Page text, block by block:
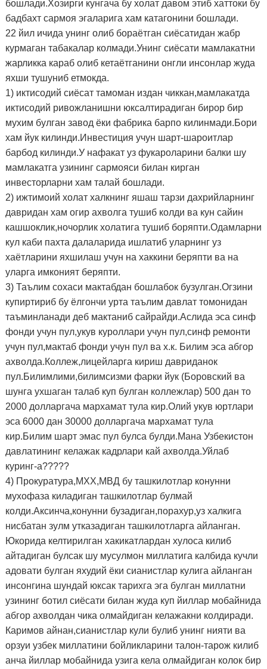
бошлади.Хозирги кунгача бу холат давом этиб хаттоки бу
бадбахт сармоя эгаларига хам катагонини бошлади.
22 йил ичида унинг олиб бораётган сиёсатидан жабр
курмаган табакалар колмади.Унинг сиёсати мамлакатни
жарликка караб олиб кетаётганини онгли инсонлар жуда
яхши тушуниб етмокда.
1) иктисодий сиёсат тамоман издан чиккан,мамлакатда
иктисодий ривожланишни юксалтирадиган бирор бир
мухим булган завод ёки фабрика барпо килинмади.Бори
хам йук килинди.Инвестиция учун шарт-шароитлар
барбод килинди.У нафакат уз фукароларини балки шу
мамлакатга узининг сармояси билан кирган
инвесторларни хам талай бошлади.
2) ижтимоий холат халкнинг яшаш тарзи дахрийларнинг
давридан хам огир ахволга тушиб колди ва кун сайин
кашшоклик,ночорлик холатига тушиб боряпти.Одамларни
кул каби пахта далаларида ишлатиб уларнинг уз
хаётларини яхшилаш учун на хаккини беряпти ва на
уларга имконият беряпти.
3) Таълим сохаси мактабдан бошлабок бузулган.Огзини
купиртириб бу ёлгончи урта таълим давлат томонидан
таъминланади деб мактаниб сайрайди.Аслида эса синф
фонди учун пул,укув куроллари учун пул,синф ремонти
учун пул,мактаб фонди учун пул ва х.к. Билим эса абгор
ахволда.Коллеж,лицейларга кириш давриданок
пул.Билимлими,билимсизми фарки йук (Боровский ва
шунга ухшаган талаб куп булган коллежлар) 500 дан то
2000 долларгача мархамат тула кир.Олий укув юртлари
эса 6000 дан 30000 долларгача мархамат тула
кир.Билим шарт эмас пул булса булди.Мана Узбекистон
давлатининг келажак кадрлари кай ахволда.Уйлаб
куринг-а?????
4) Прокуратура,МХХ,МВД бу ташкилотлар конунни
мухофаза киладиган ташкилотлар булмай
колди.Аксинча,конунни бузадиган,порахур,уз халкига
нисбатан зулм утказадиган ташкилотларга айланган.
Юкорида келтирилган хакикатлардан хулоса килиб
айтадиган булсак шу мусулмон миллатига калбида кучли
адовати булган яхудий ёки сианистлар кулига айланган
инсонгина шундай юксак тарихга эга булган миллатни
узининг ботил сиёсати билан жуда куп йиллар мобайнида
абгор ахволдан чика олмайдиган келажакни колдиради.
Каримов айнан,сианистлар кули булиб унинг нияти ва
орзуи узбек миллатини бойликларини талон-тарож килиб
анча йиллар мобайнида узига кела олмайдиган колок бир